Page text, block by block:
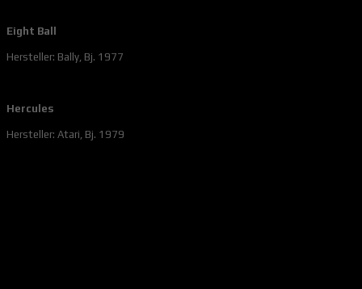
Eight Ball
Hersteller: Bally, Bj. 1977
Hercules
Hersteller: Atari, Bj. 1979